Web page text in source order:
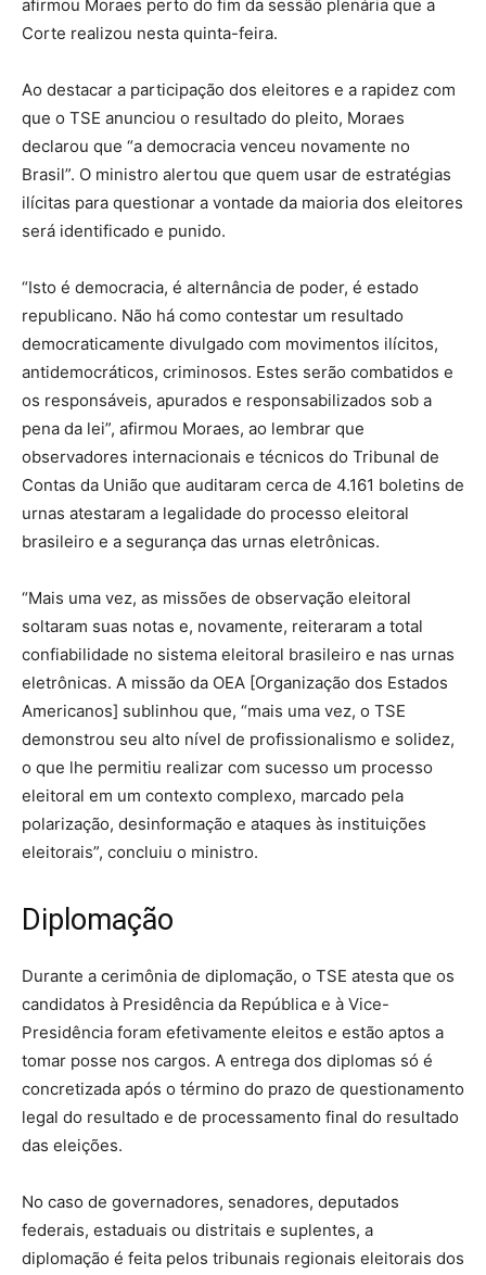
afirmou Moraes perto do fim da sessão plenária que a
Corte realizou nesta quinta-feira.
Ao destacar a participação dos eleitores e a rapidez com
que o TSE anunciou o resultado do pleito, Moraes
declarou que “a democracia venceu novamente no
Brasil”. O ministro alertou que quem usar de estratégias
ilícitas para questionar a vontade da maioria dos eleitores
será identificado e punido.
“Isto é democracia, é alternância de poder, é estado
republicano. Não há como contestar um resultado
democraticamente divulgado com movimentos ilícitos,
antidemocráticos, criminosos. Estes serão combatidos e
os responsáveis, apurados e responsabilizados sob a
pena da lei”, afirmou Moraes, ao lembrar que
observadores internacionais e técnicos do Tribunal de
Contas da União que auditaram cerca de 4.161 boletins de
urnas atestaram a legalidade do processo eleitoral
brasileiro e a segurança das urnas eletrônicas.
“Mais uma vez, as missões de observação eleitoral
soltaram suas notas e, novamente, reiteraram a total
confiabilidade no sistema eleitoral brasileiro e nas urnas
eletrônicas. A missão da OEA [Organização dos Estados
Americanos] sublinhou que, “mais uma vez, o TSE
demonstrou seu alto nível de profissionalismo e solidez,
o que lhe permitiu realizar com sucesso um processo
eleitoral em um contexto complexo, marcado pela
polarização, desinformação e ataques às instituições
eleitorais”, concluiu o ministro.
Diplomação
Durante a cerimônia de diplomação, o TSE atesta que os
candidatos à Presidência da República e à Vice-
Presidência foram efetivamente eleitos e estão aptos a
tomar posse nos cargos. A entrega dos diplomas só é
concretizada após o término do prazo de questionamento
legal do resultado e de processamento final do resultado
das eleições.
No caso de governadores, senadores, deputados
federais, estaduais ou distritais e suplentes, a
diplomação é feita pelos tribunais regionais eleitorais dos